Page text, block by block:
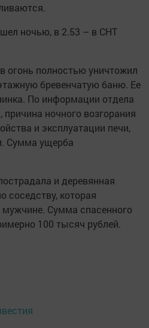
ночью, в 2.53 – в СНТ
огонь полностью уничтожил
бревенчатую баню. Ее
По информации отдела
причина ночного возгорания
и эксплуатации печи,
Сумма ущерба
и деревянная
соседству, которая
Сумма спасенного
100 тысяч рублей.